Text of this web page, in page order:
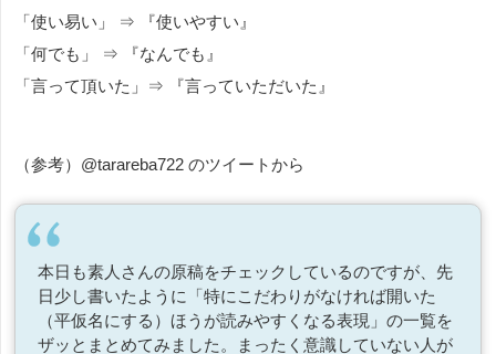
「使い易い」 ⇒ 『使いやすい』
「何でも」 ⇒ 『なんでも』
「言って頂いた」⇒ 『言っていただいた』
（参考）@tarareba722 のツイートから
本日も素人さんの原稿をチェックしているのですが、先
日少し書いたように「特にこだわりがなければ開いた
（平仮名にする）ほうが読みやすくなる表現」の一覧を
ザッとまとめてみました。まったく意識していない人が